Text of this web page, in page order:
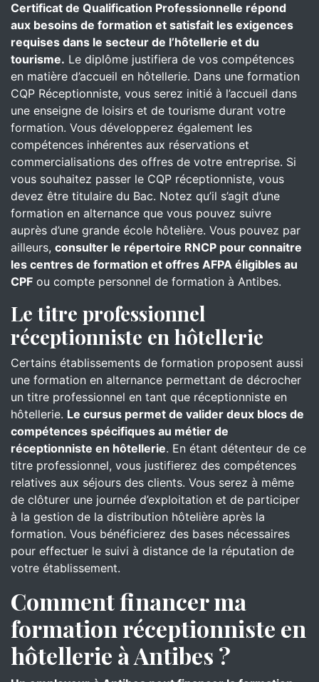
Certificat de Qualification Professionnelle répond
aux besoins de formation et satisfait les exigences
requises dans le secteur de l’hôtellerie et du
tourisme. Le diplôme justifiera de vos compétences
en matière d’accueil en hôtellerie. Dans une formation
CQP Réceptionniste, vous serez initié à l’accueil dans
une enseigne de loisirs et de tourisme durant votre
formation. Vous développerez également les
compétences inhérentes aux réservations et
commercialisations des offres de votre entreprise. Si
vous souhaitez passer le CQP réceptionniste, vous
devez être titulaire du Bac. Notez qu’il s’agit d’une
formation en alternance que vous pouvez suivre
auprès d’une grande école hôtelière. Vous pouvez par
ailleurs, consulter le répertoire RNCP pour connaitre
les centres de formation et offres AFPA éligibles au
CPF ou compte personnel de formation à Antibes.
Le titre professionnel
réceptionniste en hôtellerie
Certains établissements de formation proposent aussi
une formation en alternance permettant de décrocher
un titre professionnel en tant que réceptionniste en
hôtellerie. Le cursus permet de valider deux blocs de
compétences spécifiques au métier de
réceptionniste en hôtellerie. En étant détenteur de ce
titre professionnel, vous justifierez des compétences
relatives aux séjours des clients. Vous serez à même
de clôturer une journée d’exploitation et de participer
à la gestion de la distribution hôtelière après la
formation. Vous bénéficierez des bases nécessaires
pour effectuer le suivi à distance de la réputation de
votre établissement.
Comment financer ma
formation réceptionniste en
hôtellerie à Antibes ?